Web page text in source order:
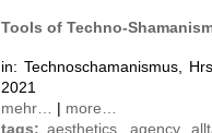
Tools of Techno-
in: Technoschamanismus,
2021
mehr…
| more…
tags:aesthetics agency,